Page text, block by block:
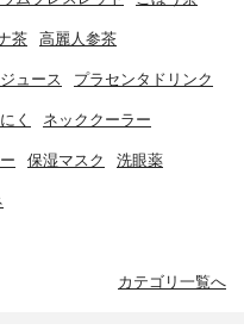
茶 高麗人参茶
ュース プラセンタドリンク
く ネッククーラー
保湿マスク 洗眼薬
カテゴリ一覧へ